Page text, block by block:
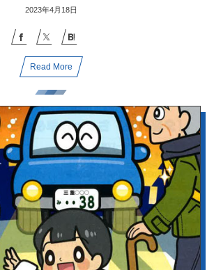
2023年4月18日
Read More